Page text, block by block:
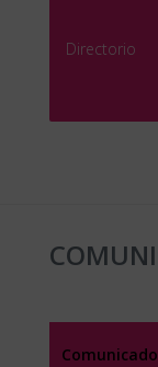
Directorio